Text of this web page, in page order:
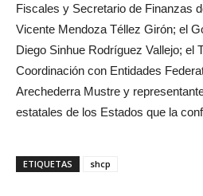
Fiscales y Secretario de Finanzas
Vicente Mendoza Téllez Girón; el
Diego Sinhue Rodríguez Vallejo; el
Coordinación con Entidades
Arechederra Mustre y
estatales de los Estados que la
ETIQUETAS shcp